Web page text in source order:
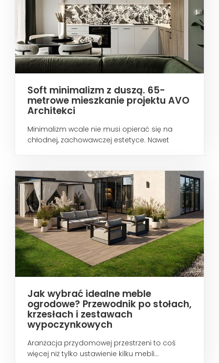
Soft minimalizm z duszą. 65-
metrowe mieszkanie projektu AVO
Architekci
Minimalizm wcale nie musi opierać się na
chłodnej, zachowawczej estetyce. Nawet
Jak wybrać idealne meble
ogrodowe? Przewodnik po stołach,
krzesłach i zestawach
wypoczynkowych
Aranżacja przydomowej przestrzeni to coś
więcej niż tylko ustawienie kilku mebli...